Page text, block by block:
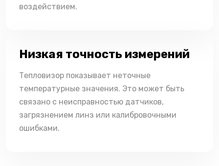
воздействием.
Низкая точность измерений
Тепловизор показывает неточные
температурные значения. Это может быть
связано с неисправностью датчиков,
загрязнением линз или калибровочными
ошибками.